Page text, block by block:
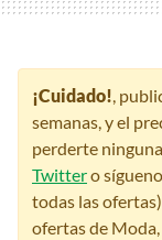
¡Cuidado!,
semanas, y el
perderte
Twittero
todas las
ofertas de Moda,